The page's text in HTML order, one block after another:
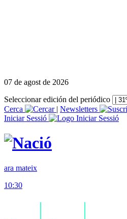
07 de agost de 2026
Seleccionar edición del periódico
Cerca
| Newsletters
Iniciar Sessió
ara mateix
10:30